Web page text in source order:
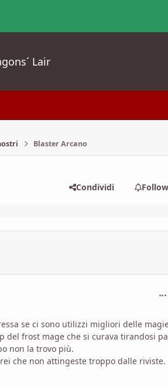
Lair
Blaster Arcano
Condividi
se ci sono utilizzi migliori delle
del frost mage che si curava tirandosi
non la trovo più.
che non attingeste troppo dalle riviste.